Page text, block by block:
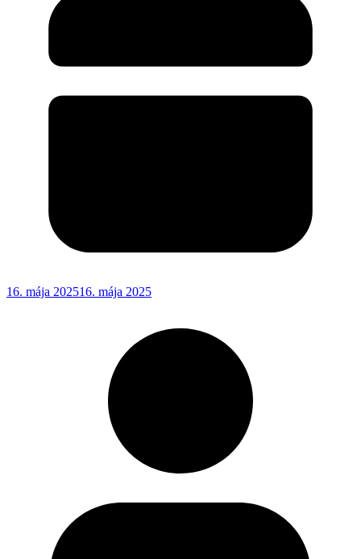
16. mája 202516. mája 2025